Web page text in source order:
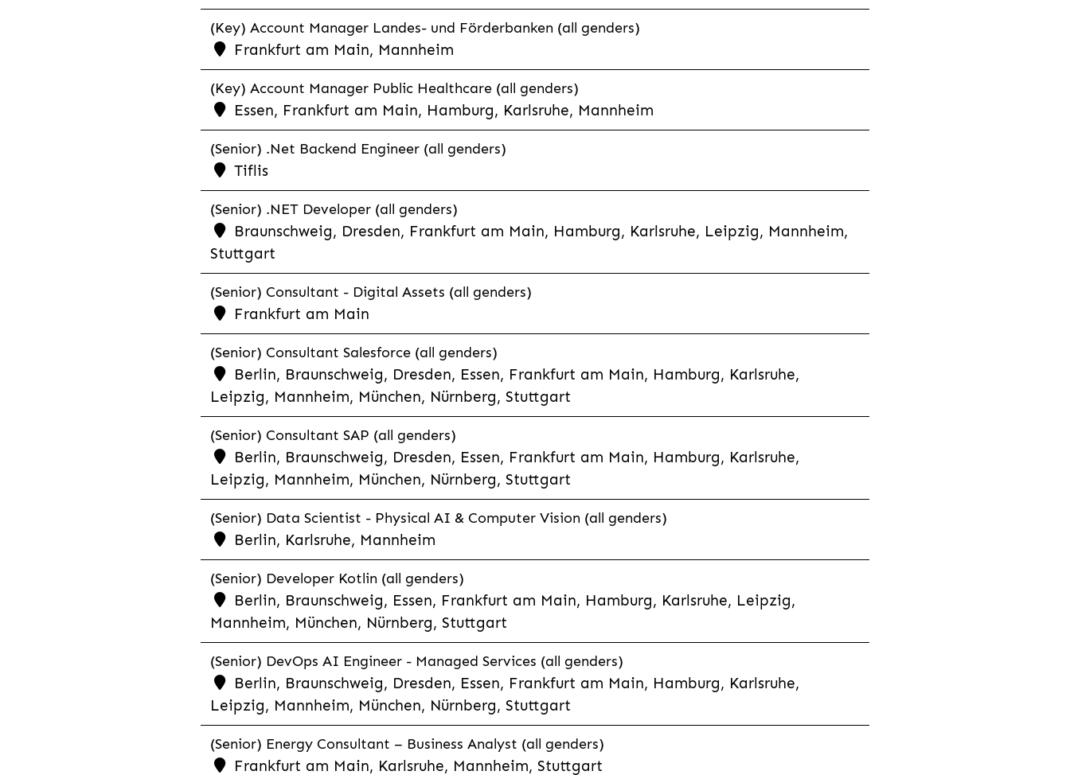
(Key) Account Manager Landes- und Förderbanken (all genders)
Frankfurt am Main, Mannheim
(Key) Account Manager Public Healthcare (all genders)
Essen, Frankfurt am Main, Hamburg, Karlsruhe, Mannheim
(Senior) .Net Backend Engineer (all genders)
Tiflis
(Senior) .NET Developer (all genders)
Braunschweig, Dresden, Frankfurt am Main, Hamburg, Karlsruhe, Leipzig, Mannheim,
Stuttgart
(Senior) Consultant - Digital Assets (all genders)
Frankfurt am Main
(Senior) Consultant Salesforce (all genders)
Berlin, Braunschweig, Dresden, Essen, Frankfurt am Main, Hamburg, Karlsruhe,
Leipzig, Mannheim, München, Nürnberg, Stuttgart
(Senior) Consultant SAP (all genders)
Berlin, Braunschweig, Dresden, Essen, Frankfurt am Main, Hamburg, Karlsruhe,
Leipzig, Mannheim, München, Nürnberg, Stuttgart
(Senior) Data Scientist - Physical AI & Computer Vision (all genders)
Berlin, Karlsruhe, Mannheim
(Senior) Developer Kotlin (all genders)
Berlin, Braunschweig, Essen, Frankfurt am Main, Hamburg, Karlsruhe, Leipzig,
Mannheim, München, Nürnberg, Stuttgart
(Senior) DevOps AI Engineer - Managed Services (all genders)
Berlin, Braunschweig, Dresden, Essen, Frankfurt am Main, Hamburg, Karlsruhe,
Leipzig, Mannheim, München, Nürnberg, Stuttgart
(Senior) Energy Consultant – Business Analyst (all genders)
Frankfurt am Main, Karlsruhe, Mannheim, Stuttgart